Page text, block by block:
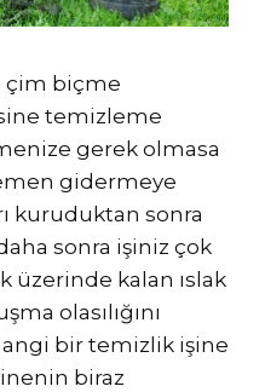
çim biçme
temizleme
gerek olmasa
gidermeye
kuruduktan sonra
sonra işiniz çok
üzerinde kalan ıslak
olasılığını
bir temizlik işine
biraz